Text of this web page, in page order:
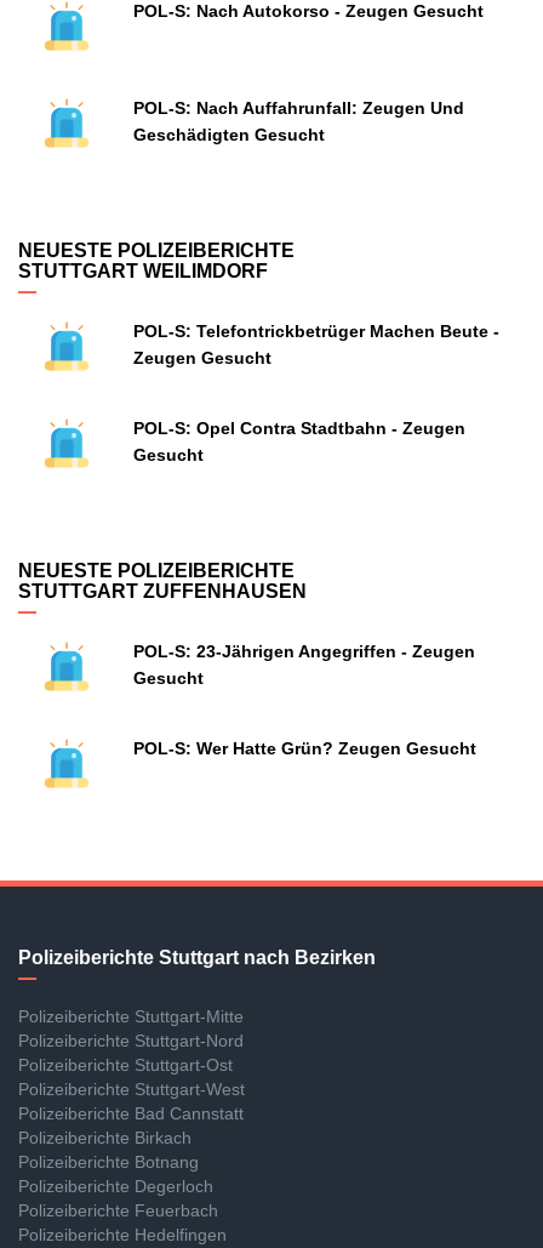
POL-S: Nach Autokorso - Zeugen Gesucht
POL-S: Nach Auffahrunfall: Zeugen Und
Geschädigten Gesucht
NEUESTE POLIZEIBERICHTE
STUTTGART WEILIMDORF
POL-S: Telefontrickbetrüger Machen Beute -
Zeugen Gesucht
POL-S: Opel Contra Stadtbahn - Zeugen
Gesucht
NEUESTE POLIZEIBERICHTE
STUTTGART ZUFFENHAUSEN
POL-S: 23-Jährigen Angegriffen - Zeugen
Gesucht
POL-S: Wer Hatte Grün? Zeugen Gesucht
Polizeiberichte Stuttgart nach Bezirken
Polizeiberichte Stuttgart-Mitte
Polizeiberichte Stuttgart-Nord
Polizeiberichte Stuttgart-Ost
Polizeiberichte Stuttgart-West
Polizeiberichte Bad Cannstatt
Polizeiberichte Birkach
Polizeiberichte Botnang
Polizeiberichte Degerloch
Polizeiberichte Feuerbach
Polizeiberichte Hedelfingen